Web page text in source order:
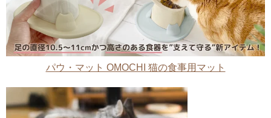
パウ・マット OMOCHI 猫の食事用マット